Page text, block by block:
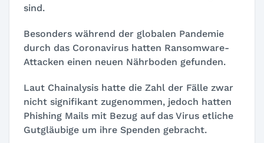
sind.
Besonders während der globalen Pandemie
durch das Coronavirus hatten Ransomware-
Attacken einen neuen Nährboden gefunden.
Laut Chainalysis hatte die Zahl der Fälle zwar
nicht signifikant zugenommen, jedoch hatten
Phishing Mails mit Bezug auf das Virus etliche
Gutgläubige um ihre Spenden gebracht.